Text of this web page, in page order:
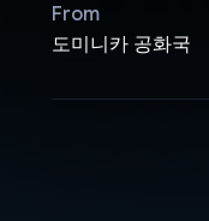
From
도미니카 공화국